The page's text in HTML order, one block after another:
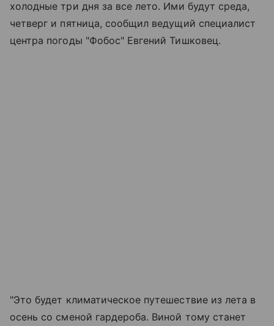
холодные три дня за все лето. Ими будут среда,
четверг и пятница, сообщил ведущий специалист
центра погоды "Фобос" Евгений Тишковец.
"Это будет климатическое путешествие из лета в
осень со сменой гардероба. Виной тому станет